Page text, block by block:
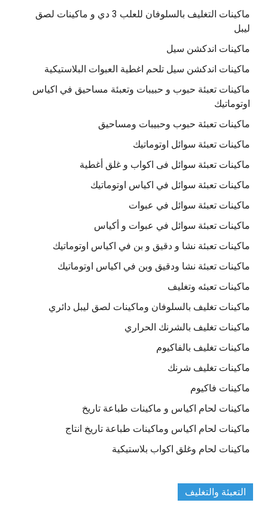
ماكينات التغليف بالسلوفان للعلب 3 دي و ماكينات لصق
ليبل
ماكينات اندكشن سيل
ماكينات اندكشن سيل تلحم اغطية العبوات البلاستيكية
ماكينات تعبئة حبوب و حبيبات وتعبئة مساحيق في اكياس
اوتوماتيك
ماكينات تعبئة حبوب وحبيبات ومساحيق
ماكينات تعبئة سوائل اوتوماتيك
ماكينات تعبئة سوائل فى اكواب و غلق أغطية
ماكينات تعبئة سوائل في اكياس اوتوماتيك
ماكينات تعبئة سوائل في عبوات
ماكينات تعبئة سوائل في عبوات و أكياس
ماكينات تعبئة نشا و دقيق و بن في اكياس اوتوماتيك
ماكينات تعبئة نشا ودقيق وبن في اكياس اوتوماتيك
ماكينات تعبئه وتغليف
ماكينات تغليف بالسلوفان وماكينات لصق ليبل دائري
ماكينات تغليف بالشرنك الحراري
ماكينات تغليف بالفاكيوم
ماكينات تغليف شرنك
ماكينات فاكيوم
ماكينات لحام اكياس و ماكينات طباعة تاريخ
ماكينات لحام اكياس وماكينات طباعة تاريخ انتاج
ماكينات لحام وغلق اكواب بلاستيكية
التعبئة والتغليف